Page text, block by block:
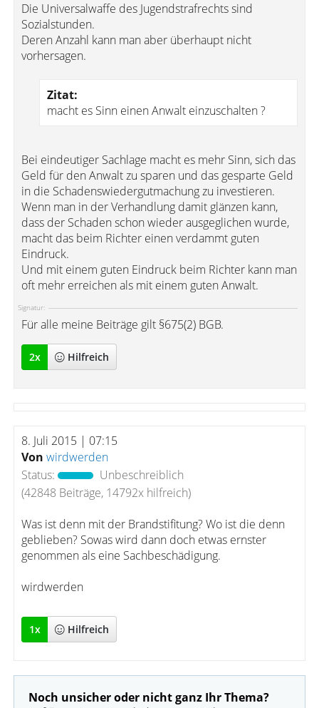
Die Universalwaffe des Jugendstrafrechts sind
Sozialstunden.
Deren Anzahl kann man aber überhaupt nicht
vorhersagen.
Zitat:
macht es Sinn einen Anwalt einzuschalten ?
Bei eindeutiger Sachlage macht es mehr Sinn, sich das
Geld für den Anwalt zu sparen und das gesparte Geld
in die Schadenswiedergutmachung zu investieren.
Wenn man in der Verhandlung damit glänzen kann,
dass der Schaden schon wieder ausgeglichen wurde,
macht das beim Richter einen verdammt guten
Eindruck.
Und mit einem guten Eindruck beim Richter kann man
oft mehr erreichen als mit einem guten Anwalt.
Signatur:
Für alle meine Beiträge gilt §675(2) BGB.
2x Hilfreich
8. Juli 2015 | 07:15
Von wirdwerden
Status:
Unbeschreiblich
(42848 Beiträge, 14792x hilfreich)
Was ist denn mit der Brandstifitung? Wo ist die denn
geblieben? Sowas wird dann doch etwas ernster
genommen als eine Sachbeschädigung.
wirdwerden
1x Hilfreich
Noch unsicher oder nicht ganz Ihr Thema?